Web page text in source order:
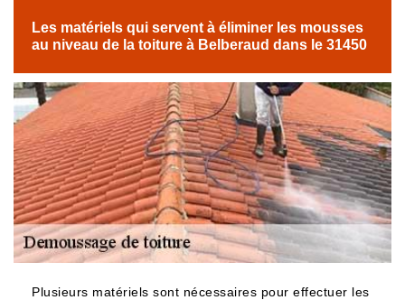
Les matériels qui servent à éliminer les mousses
au niveau de la toiture à Belberaud dans le 31450
Plusieurs matériels sont nécessaires pour effectuer les